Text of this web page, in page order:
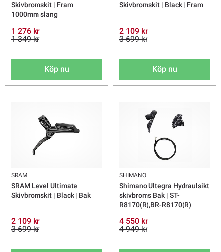
Skivbromskit | Fram
1000mm slang
1 276 kr
1 349 kr
Köp nu
Skivbromskit | Black | Fram
2 109 kr
3 699 kr
Köp nu
SRAM
SRAM Level Ultimate
Skivbromskit | Black | Bak
2 109 kr
3 699 kr
SHIMANO
Shimano Ultegra Hydraulsikt
skivbroms Bak | ST-
R8170(R),BR-R8170(R)
4 550 kr
4 949 kr